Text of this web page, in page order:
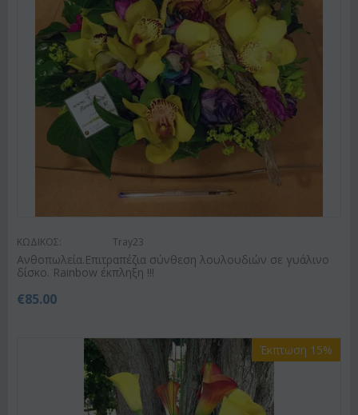
ΚΩΔΙΚΟΣ: Tray23
Ανθοπωλεία.Επιτραπέζια σύνθεση λουλουδιών σε γυάλινο
δίσκο. Rainbow έκπληξη !!!
€85.00
Έκπτωση 15%